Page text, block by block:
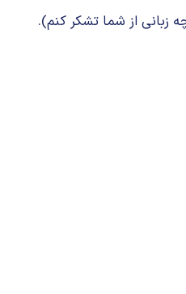
زبانی از شما تشکر کنم).